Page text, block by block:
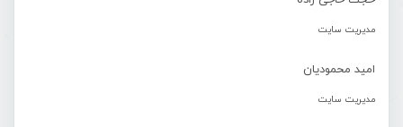
مدیریت سایت
امید محمودیان
مدیریت سایت